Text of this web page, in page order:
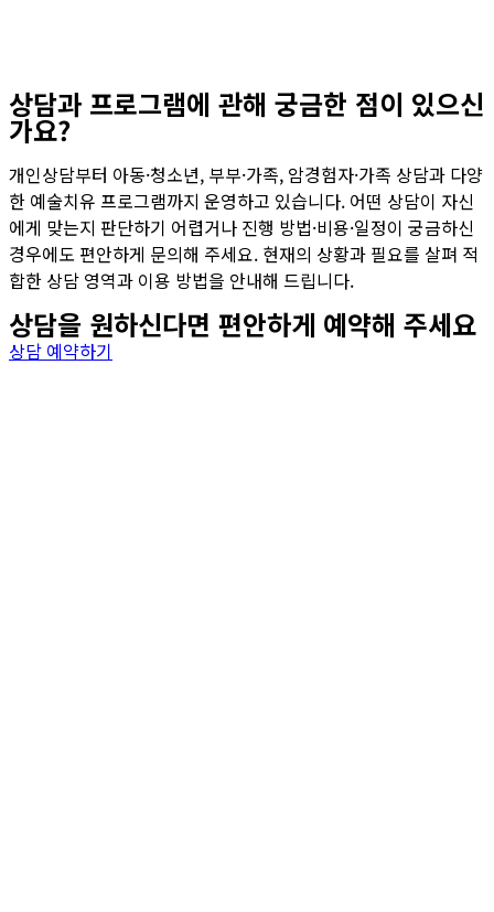
상담과 프로그램에 관해 궁금한 점이 있으신
가요?
개인상담부터 아동·청소년, 부부·가족, 암경험자·가족 상담과 다양
한 예술치유 프로그램까지 운영하고 있습니다. 어떤 상담이 자신
에게 맞는지 판단하기 어렵거나 진행 방법·비용·일정이 궁금하신
경우에도 편안하게 문의해 주세요. 현재의 상황과 필요를 살펴 적
합한 상담 영역과 이용 방법을 안내해 드립니다.
상담을 원하신다면 편안하게 예약해 주세요
상담 예약하기